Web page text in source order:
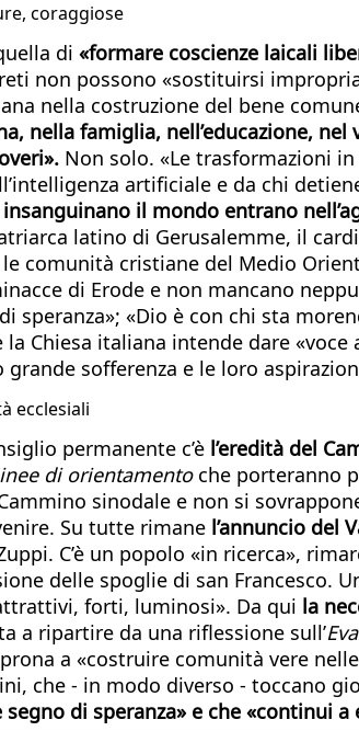
coraggiose
di «formare coscienze laicali
non possono «sostituirsi
nella costruzione del bene
nella famiglia, nell’educazione,
Non solo. «Le trasformazioni
artificiale e da chi
il mondo entrano
latino di Gerusalemme, il
comunità cristiane del Medio
di Erode e non mancano
speranza»; «Dio è con chi sta
Chiesa italiana intende dare
sofferenza e le loro
ecclesiali
permanente c’è l’eredità del
di orientamento che porteranno
sinodale e non si
Su tutte rimane l’annuncio del
C’è un popolo «in ricerca»,
delle spoglie di san
forti, luminosi». Da qui la
a ripartire da una riflessione sull’
a «costruire comunità vere
che - in modo diverso - toccano
segno di speranza» e che «continui